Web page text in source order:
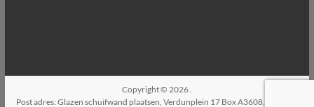
Copyright © 2026
Post adres: Glazen schuifwand plaatsen, Verdunplein 17 Box A3608, 5627SZ,